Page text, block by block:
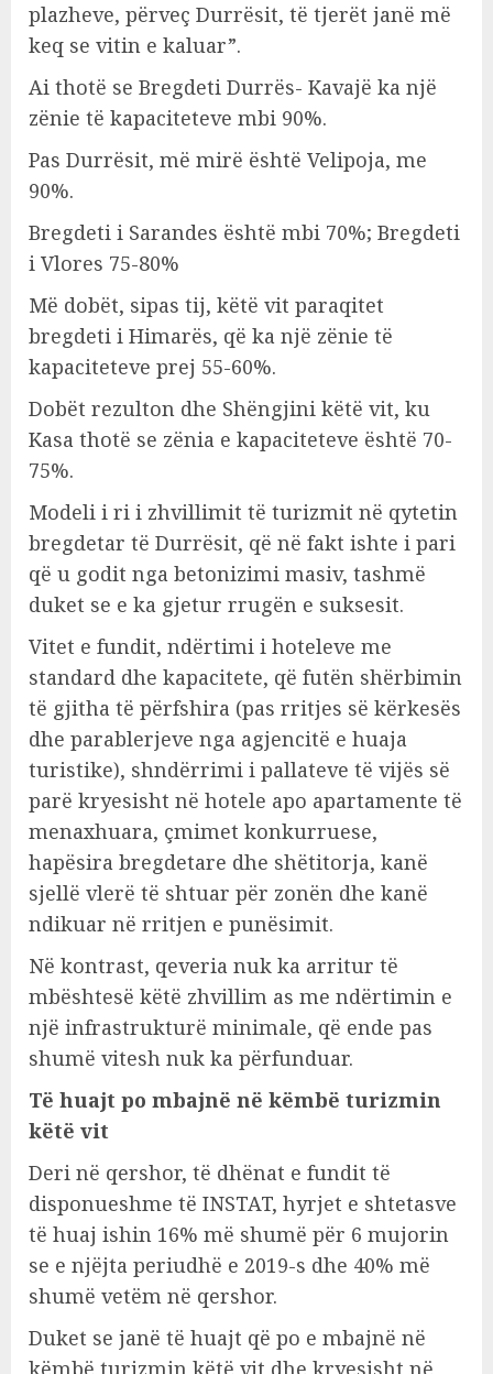
plazheve, përveç Durrësit, të tjerët janë më
keq se vitin e kaluar”.
Ai thotë se Bregdeti Durrës- Kavajë ka një
zënie të kapaciteteve mbi 90%.
Pas Durrësit, më mirë është Velipoja, me
90%.
Bregdeti i Sarandes është mbi 70%; Bregdeti
i Vlores 75-80%
Më dobët, sipas tij, këtë vit paraqitet
bregdeti i Himarës, që ka një zënie të
kapaciteteve prej 55-60%.
Dobët rezulton dhe Shëngjini këtë vit, ku
Kasa thotë se zënia e kapaciteteve është 70-
75%.
Modeli i ri i zhvillimit të turizmit në qytetin
bregdetar të Durrësit, që në fakt ishte i pari
që u godit nga betonizimi masiv, tashmë
duket se e ka gjetur rrugën e suksesit.
Vitet e fundit, ndërtimi i hoteleve me
standard dhe kapacitete, që futën shërbimin
të gjitha të përfshira (pas rritjes së kërkesës
dhe parablerjeve nga agjencitë e huaja
turistike), shndërrimi i pallateve të vijës së
parë kryesisht në hotele apo apartamente të
menaxhuara, çmimet konkurruese,
hapësira bregdetare dhe shëtitorja, kanë
sjellë vlerë të shtuar për zonën dhe kanë
ndikuar në rritjen e punësimit.
Në kontrast, qeveria nuk ka arritur të
mbështesë këtë zhvillim as me ndërtimin e
një infrastrukturë minimale, që ende pas
shumë vitesh nuk ka përfunduar.
Të huajt po mbajnë në këmbë turizmin
këtë vit
Deri në qershor, të dhënat e fundit të
disponueshme të INSTAT, hyrjet e shtetasve
të huaj ishin 16% më shumë për 6 mujorin
se e njëjta periudhë e 2019-s dhe 40% më
shumë vetëm në qershor.
Duket se janë të huajt që po e mbajnë në
këmbë turizmin këtë vit dhe kryesisht në